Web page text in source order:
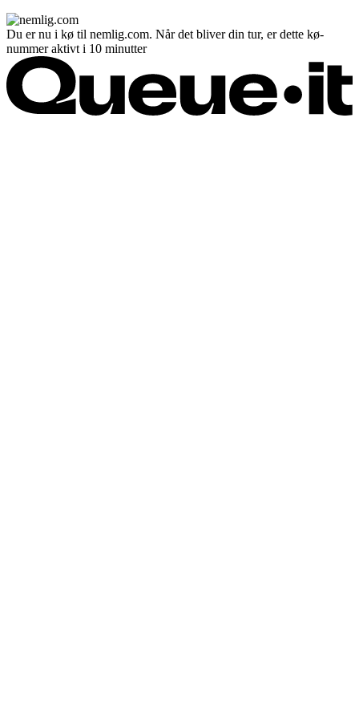
Du er nu i kø til nemlig.com. Når det bliver din tur, er dette kø-
nummer aktivt i 10 minutter